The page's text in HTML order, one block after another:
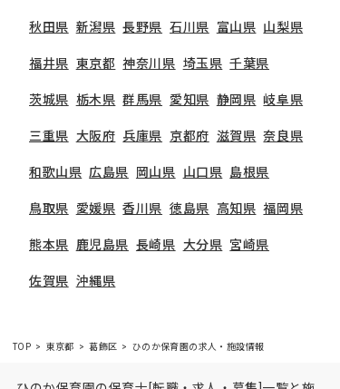
秋田県 新潟県 長野県 石川県 富山県 山梨県
福井県 東京都 神奈川県 埼玉県 千葉県
茨城県 栃木県 群馬県 愛知県 静岡県 岐阜県
三重県 大阪府 兵庫県 京都府 滋賀県 奈良県
和歌山県 広島県 岡山県 山口県 島根県
鳥取県 愛媛県 香川県 徳島県 高知県 福岡県
熊本県 鹿児島県 長崎県 大分県 宮崎県
佐賀県 沖縄県
TOP 東京都 葛飾区 ひのか保育園の求人・施設情報